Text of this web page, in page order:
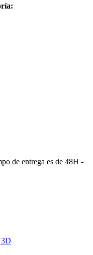
de entrega es de 48H -